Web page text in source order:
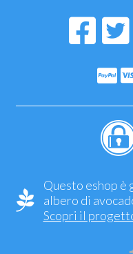
Questo eshop è
albero di
Scopri il